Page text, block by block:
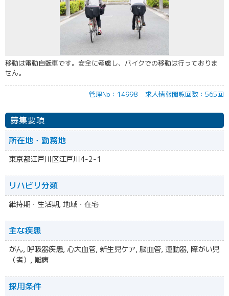
移動は電動自転車です。安全に考慮し、バイクでの移動は行っておりま
せん。
管理No：14998 求人情報閲覧回数：565回
募集要項
所在地・勤務地
東京都江戸川区江戸川4-2-1
リハビリ分類
維持期・生活期, 地域・在宅
主な疾患
がん, 呼吸器疾患, 心大血管, 新生児ケア, 脳血管, 運動器, 障がい児
（者）, 難病
採用条件